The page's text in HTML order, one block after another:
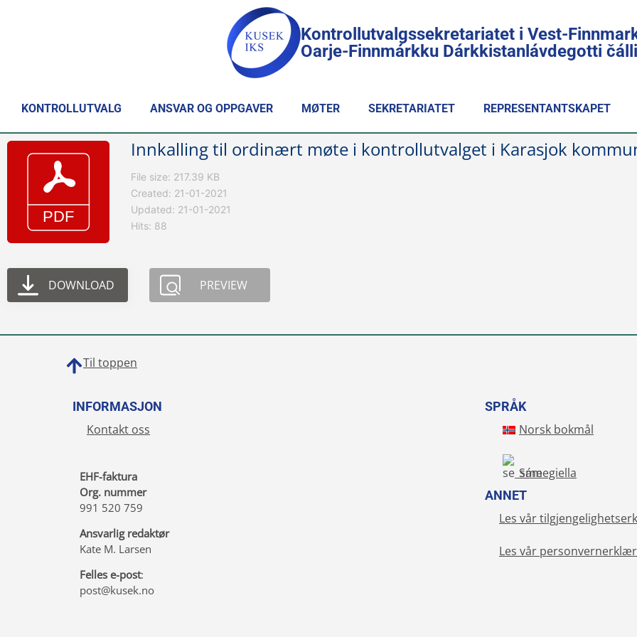
Kontrollutvalgssekretariatet i Vest-
Oarje-Finnmárkku Dárkkistanlávdegotti
KONTROLLUTVALG ANSVAR OG OPPGAVER MØTER SEKRETARIATET REPRESENTANTSKAPET
Innkalling til ordinært møte i kontrollutvalget i Karasjok
File size: 217.39 KB
Created: 21-01-2021
Updated: 21-01-2021
Hits: 88
DOWNLOAD PREVIEW
Til toppen
INFORMASJON
Kontakt oss
EHF-faktura
Org. nummer
991 520 759
Ansvarlig redaktør
Kate M. Larsen
Felles e-post:
post@kusek.no
SPRÅK
Norsk bokmål
Sámegiella
ANNET
Les vår
Les vår